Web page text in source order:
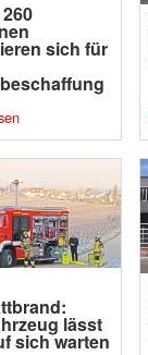
sich für
lässt
sich warten